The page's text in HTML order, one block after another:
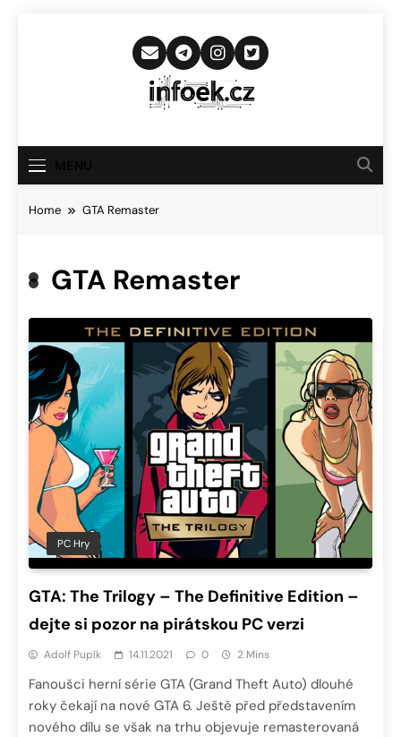
Infoek.cz
Novinkám
Home GTA Remaster
GTA Remaster
PC Hry
GTA: The Trilogy – The Definitive Edition –
dejte si pozor na pirátskou PC verzi
Adolf Pupík 14.11.2021 0 2 Mins
Fanoušci herní série GTA (Grand Theft Auto) dlouhé
roky čekají na nové GTA 6. Ještě před představením
nového dílu se však na trhu objevuje remasterovaná